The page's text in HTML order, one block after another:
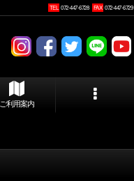
TEL 072-447-6728 FAX 072-447-6729
ご利用案内